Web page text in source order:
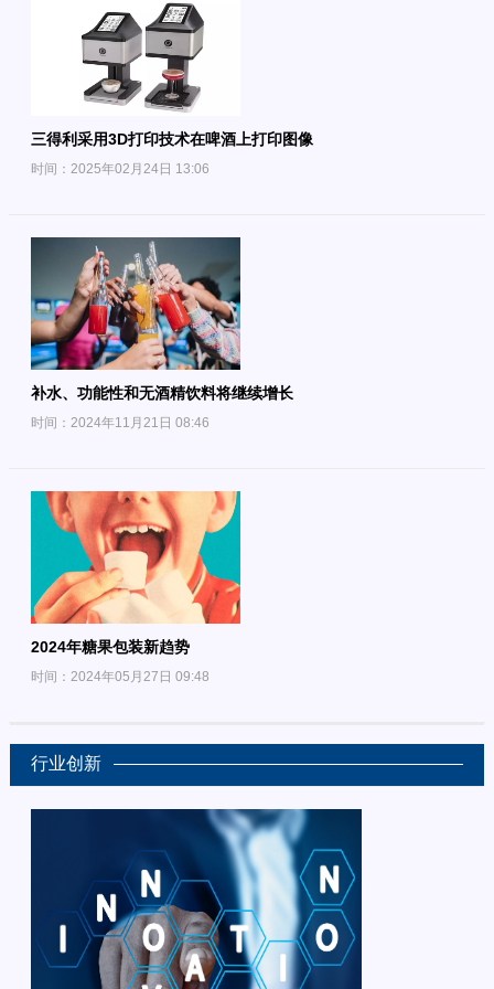
三得利采用3D打印技术在啤酒上打印图像
时间：2025年02月24日 13:06
补水、功能性和无酒精饮料将继续增长
时间：2024年11月21日 08:46
2024年糖果包装新趋势
时间：2024年05月27日 09:48
行业创新